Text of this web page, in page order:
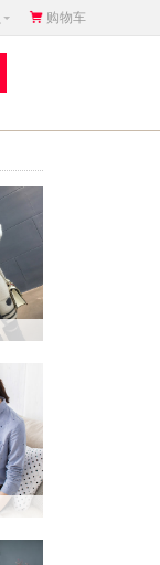
购物车